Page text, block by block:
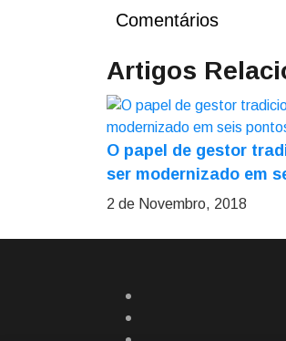
Comentários
Artigos
O papel de gestor
ser modernizado em
2 de Novembro, 2018